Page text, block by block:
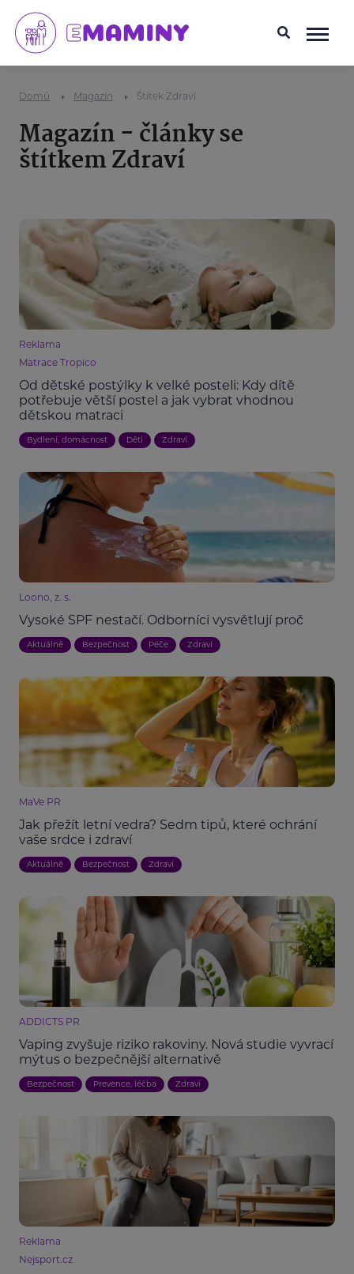
Domů Magazín Štítek Zdraví
Magazín - články se
štítkem Zdraví
Reklama
Matrace Tropico
Od dětské postýlky k velké posteli: Kdy dítě
potřebuje větší postel a jak vybrat vhodnou
dětskou matraci
Bydlení, domácnost Děti Zdraví
Loono, z. s.
Vysoké SPF nestačí. Odborníci vysvětlují proč
Aktuálně Bezpečnost Péče Zdraví
MaVe PR
Jak přežít letní vedra? Sedm tipů, které ochrání
vaše srdce i zdraví
Aktuálně Bezpečnost Zdraví
ADDICTS PR
Vaping zvyšuje riziko rakoviny. Nová studie vyvrací
mýtus o bezpečnější alternativě
Bezpečnost Prevence, léčba Zdraví
Reklama
Nejsport.cz